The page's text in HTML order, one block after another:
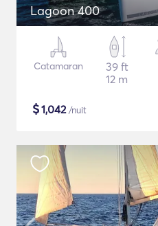
Lagoon 400
Catamaran
39 ft
12 m
$1,042/nuit